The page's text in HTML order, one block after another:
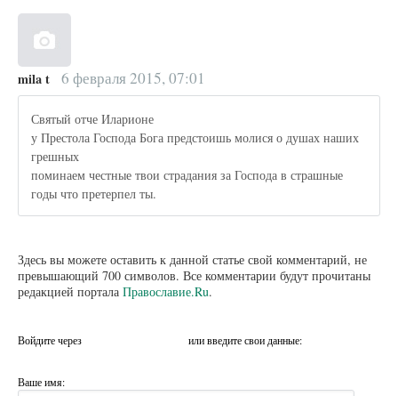
mila t 6 февраля 2015, 07:01
Святый отче Иларионе
у Престола Господа Бога предстоишь молися о душах наших
грешных
поминаем честные твои страдания за Господа в страшные
годы что претерпел ты.
Здесь вы можете оставить к данной статье свой комментарий, не
превышающий 700 символов. Все комментарии будут прочитаны
редакцией портала Православие.Ru.
Войдите через или введите свои данные:
Ваше имя: